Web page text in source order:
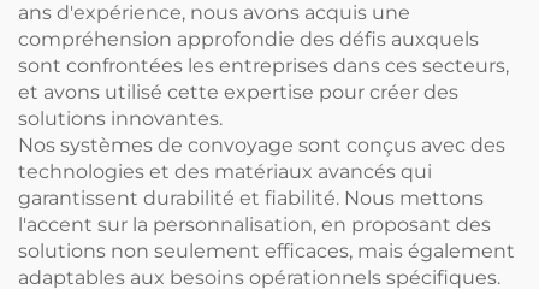
ans d'expérience, nous avons acquis une
compréhension approfondie des défis auxquels
sont confrontées les entreprises dans ces secteurs,
et avons utilisé cette expertise pour créer des
solutions innovantes.
Nos systèmes de convoyage sont conçus avec des
technologies et des matériaux avancés qui
garantissent durabilité et fiabilité. Nous mettons
l'accent sur la personnalisation, en proposant des
solutions non seulement efficaces, mais également
adaptables aux besoins opérationnels spécifiques.